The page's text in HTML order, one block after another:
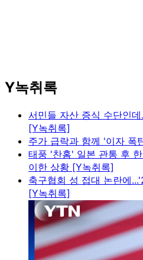
Y녹취록
서민들 자산 증식 수단인
[Y녹취록]
주가 급락과 함께 '이자 폭
태풍 '찬홈' 일본 관통 후
이한 상황 [Y녹취록]
축구협회 성 접대 논란에
[Y녹취록]